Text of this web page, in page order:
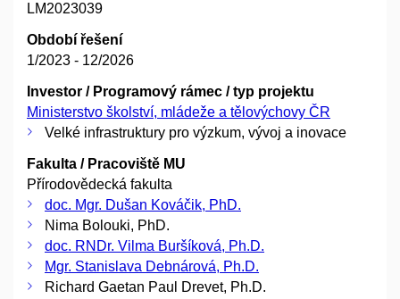
LM2023039
Období řešení
1/2023 - 12/2026
Investor / Programový rámec / typ projektu
Ministerstvo školství, mládeže a tělovýchovy ČR
Velké infrastruktury pro výzkum, vývoj a inovace
Fakulta / Pracoviště MU
Přírodovědecká fakulta
doc. Mgr. Dušan Kováčik, PhD.
Nima Bolouki, PhD.
doc. RNDr. Vilma Buršíková, Ph.D.
Mgr. Stanislava Debnárová, Ph.D.
Richard Gaetan Paul Drevet, Ph.D.